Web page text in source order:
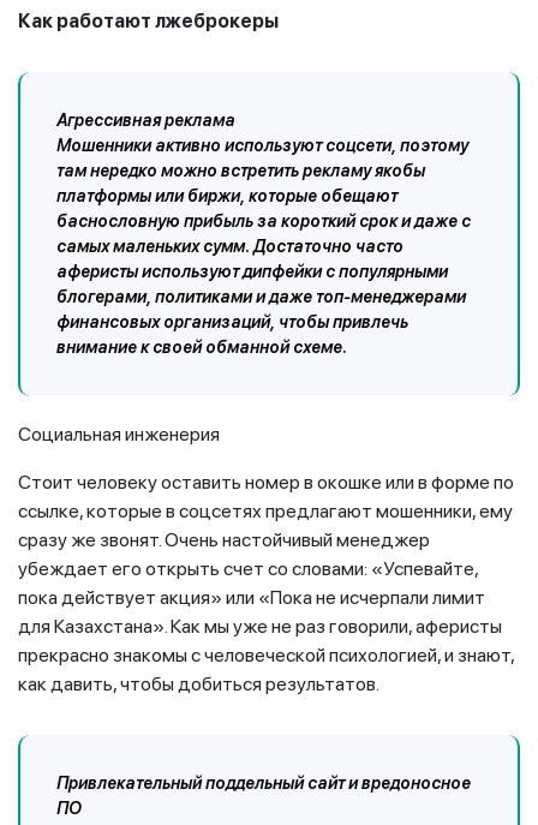
Как работают лжеброкеры
Агрессивная реклама
Мошенники активно используют соцсети, поэтому
там нередко можно встретить рекламу якобы
платформы или биржи, которые обещают
баснословную прибыль за короткий срок и даже с
самых маленьких сумм. Достаточно часто
аферисты используют дипфейки с популярными
блогерами, политиками и даже топ-менеджерами
финансовых организаций, чтобы привлечь
внимание к своей обманной схеме.
Социальная инженерия
Стоит человеку оставить номер в окошке или в форме по
ссылке, которые в соцсетях предлагают мошенники, ему
сразу же звонят. Очень настойчивый менеджер
убеждает его открыть счет со словами: «Успевайте,
пока действует акция» или «Пока не исчерпали лимит
для Казахстана». Как мы уже не раз говорили, аферисты
прекрасно знакомы с человеческой психологией, и знают,
как давить, чтобы добиться результатов.
Привлекательный поддельный сайт и вредоносное
ПО